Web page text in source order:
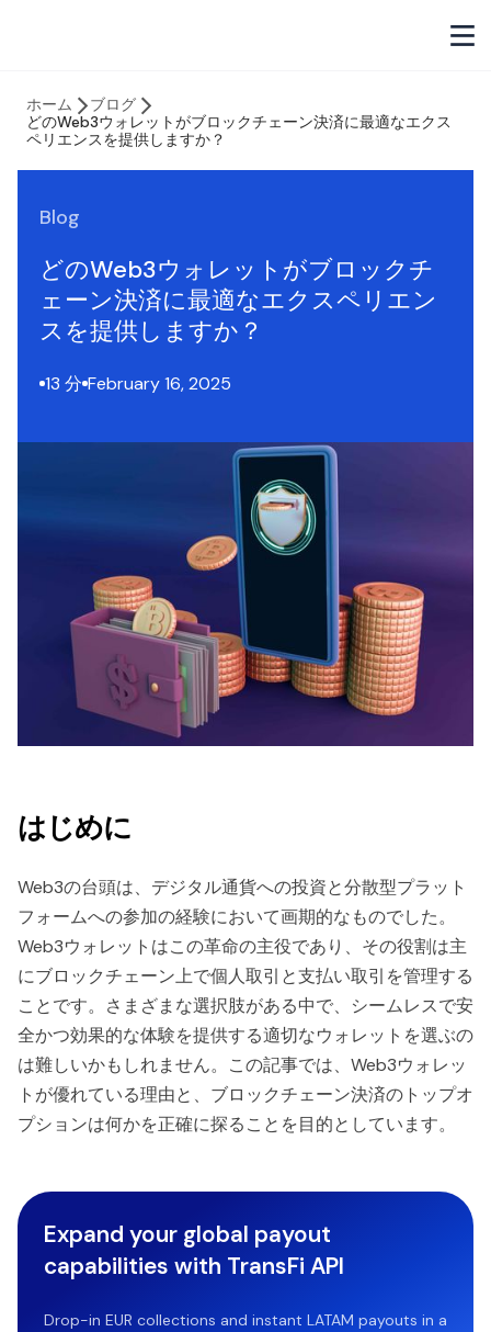
ホーム
ブログ
どのWeb3ウォレットがブロックチェーン決済に最適なエクス
ペリエンスを提供しますか？
Blog
どのWeb3ウォレットがブロックチ
ェーン決済に最適なエクスペリエン
スを提供しますか？
13 分 February 16, 2025
はじめに
Web3の台頭は、デジタル通貨への投資と分散型プラット
フォームへの参加の経験において画期的なものでした。
Web3ウォレットはこの革命の主役であり、その役割は主
にブロックチェーン上で個人取引と支払い取引を管理する
ことです。さまざまな選択肢がある中で、シームレスで安
全かつ効果的な体験を提供する適切なウォレットを選ぶの
は難しいかもしれません。この記事では、Web3ウォレッ
トが優れている理由と、ブロックチェーン決済のトップオ
プションは何かを正確に探ることを目的としています。
Expand your global payout
capabilities with TransFi API
Drop-in EUR collections and instant LATAM payouts in a